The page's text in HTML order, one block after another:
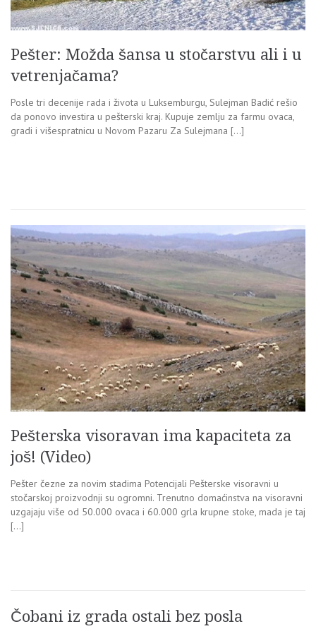
Pešter: Možda šansa u stočarstvu ali i u
vetrenjačama?
Posle tri decenije rada i života u Luksemburgu, Sulejman Badić rešio
da ponovo investira u pešterski kraj. Kupuje zemlju za farmu ovaca,
gradi i višespratnicu u Novom Pazaru Za Sulejmana […]
Pešterska visoravan ima kapaciteta za
još! (Video)
Pešter čezne za novim stadima Potencijali Pešterske visoravni u
stočarskoj proizvodnji su ogromni. Trenutno domaćinstva na visoravni
uzgajaju više od 50.000 ovaca i 60.000 grla krupne stoke, mada je taj
[…]
Čobani iz grada ostali bez posla